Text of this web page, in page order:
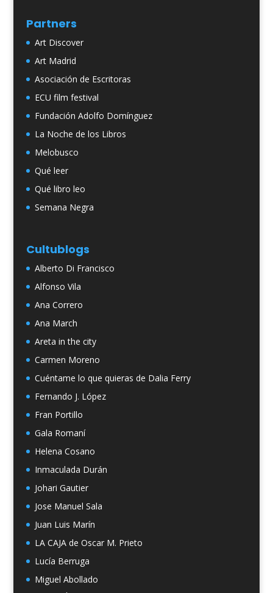
Partners
Art Discover
Art Madrid
Asociación de Escritoras
ECU film festival
Fundación Adolfo Domínguez
La Noche de los Libros
Melobusco
Qué leer
Qué libro leo
Semana Negra
Cultublogs
Alberto Di Francisco
Alfonso Vila
Ana Correro
Ana March
Areta in the city
Carmen Moreno
Cuéntame lo que quieras de Dalia Ferry
Fernando J. López
Fran Portillo
Gala Romaní
Helena Cosano
Inmaculada Durán
Johari Gautier
Jose Manuel Sala
Juan Luis Marín
LA CAJA de Oscar M. Prieto
Lucía Berruga
Miguel Abollado